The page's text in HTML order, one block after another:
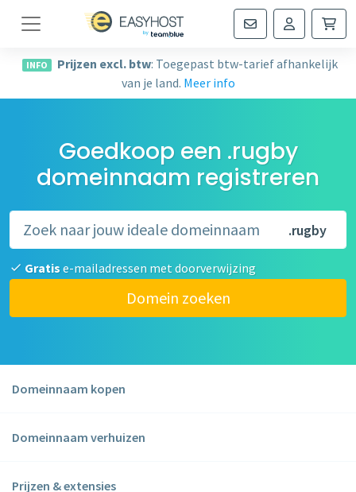
Navigatie
INFO Prijzen excl. btw: Toegepast btw-tarief afhankelijk
van je land. Meer info
Goedkoop een .rugby
domeinnaam registreren
.rugby
Gratise-mailadressen met doorverwijzing
Domein zoeken
Domeinnaam kopen
Domeinnaam verhuizen
Prijzen & extensies